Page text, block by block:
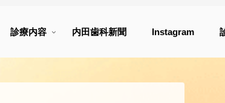
診療内容 内田歯科新聞 Instagram